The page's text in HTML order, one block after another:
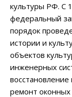
культуры РФ. С
федеральный
порядок
истории и
объектов
инженерных
восстановление
ремонт